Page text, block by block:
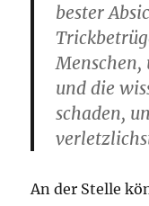
bester
Menschen,
und die
schaden,
An der Stelle